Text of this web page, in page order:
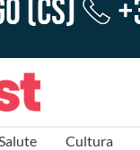
Cultura